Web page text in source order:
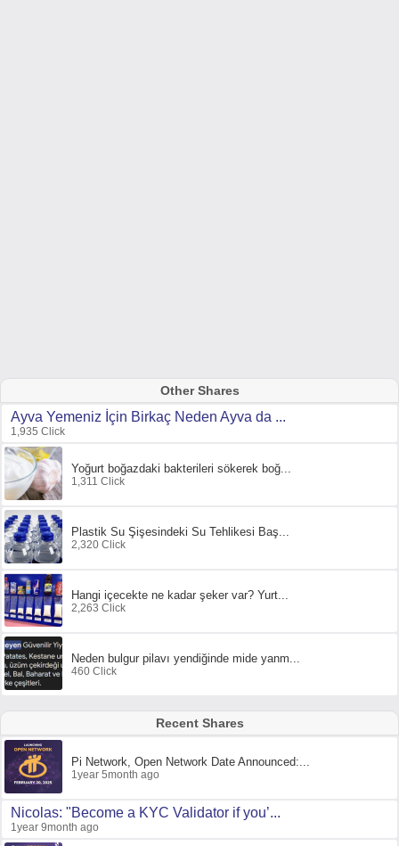
Other Shares
Ayva Yemeniz İçin Birkaç Neden Ayva da ...
1,935 Click
Yoğurt boğazdaki bakterileri sökerek boğ...
1,311 Click
Plastik Su Şişesindeki Su Tehlikesi Baş...
2,320 Click
Hangi içecekte ne kadar şeker var? Yurt...
2,263 Click
Neden bulgur pilavı yendiğinde mide yanm...
460 Click
Recent Shares
Pi Network, Open Network Date Announced:...
1year 5month ago
Nicolas: "Become a KYC Validator if you’...
1year 9month ago